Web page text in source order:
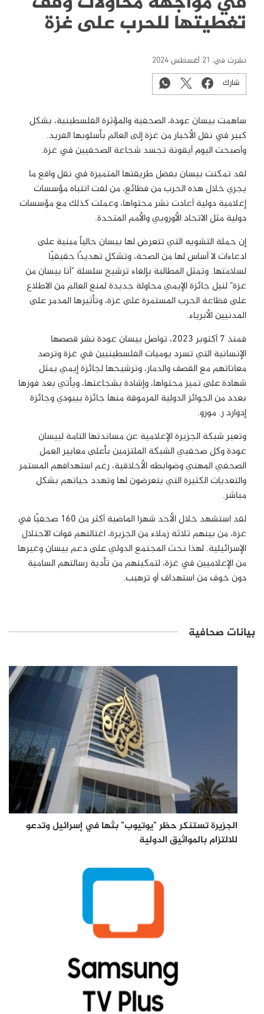
تغطيتها للحرب على غزة
نشرت في: 21 أغسطس 2024
شارك
ساهمت بيسان عودة، الصحفية والمؤثرة الفلسطينية، بشكل
كبير في نقل الأخبار من غزة إلى العالم بأسلوبها الفريد.
وأصبحت اليوم أيقونة تجسد شجاعة الصحفيين في غزة.
لقد تمكنت بيسان بفضل طريقتها المتميزة في نقل واقع ما
يجري خلال هذه الحرب من فظائع، من لفت انتباه مؤسسات
إعلامية دولية أعادت نشر محتواها، وعملت كذلك مع مؤسسات
دولية مثل الاتحاد الأوروبي والأمم المتحدة.
إن حملة التشويه التي تتعرض لها بيسان حالياً مبنية على
ادعاءات لا أساس لها من الصحة، وتشكل تهديدًا حقيقيًا
لسلامتها. وتمثل المطالبة بإلغاء ترشيح سلسلة "أنا بيسان من
غزة" لنيل جائزة الإيمي محاولة جديدة لمنع العالم من الاطلاع
على فظاعة الحرب المستمرة على غزة، وتأثيرها المدمر على
المدنيين الأبرياء.
فمنذ 7 أكتوبر 2023، تواصل بيسان عودة نشر قصصها
الإنسانية التي تسرد يوميات الفلسطينيين في غزة وترصد
معاناتهم مع القصف والدمار، وترشيحها لجائزة إيمي يمثل
شهادة على تميز محتواها، وإشادة بشجاعتها، ويأتي بعد فوزها
بعدد من الجوائز الدولية المرموقة منها جائزة بيبودي وجائزة
إدوارد ر. مورو.
وتعبر شبكة الجزيرة الإعلامية عن مساندتها التامة لبيسان
عودة وكل صحفيي الشبكة الملتزمين بأعلى معايير العمل
الصحفي المهني وضوابطه الأخلاقية، رغم استهدافهم المستمر
والتعديات الكثيرة التي يتعرضون لها وتهدد حياتهم بشكل
مباشر.
لقد استشهد خلال الأحد شهرا الماضية أكثر من 160 صحفيًا في
غزة، من بينهم ثلاثة زملاء من الجزيرة، اغتالتهم قوات الاحتلال
الإسرائيلية. لهذا نحث المجتمع الدولي على دعم بيسان وغيرها
من الإعلاميين في غزة، لتمكينهم من تأدية رسالتهم السامية
دون خوف من استهداف أو ترهيب.
بيانات صحافية
الجزيرة تستنكر حظر "يوتيوب" بثها في إسرائيل وتدعو
للالتزام بالمواثيق الدولية